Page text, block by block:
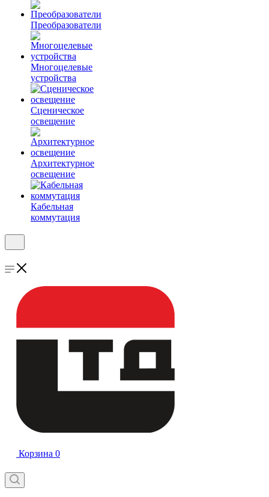
Преобразователи
Многоцелевые
устройства
Сценическое
освещение
Архитектурное
освещение
Кабельная
коммутация
Корзина 0